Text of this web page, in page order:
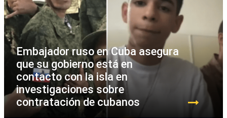
Embajador ruso en Cuba asegura
que su gobierno está en
contacto con la isla en
investigaciones sobre
contratación de cubanos